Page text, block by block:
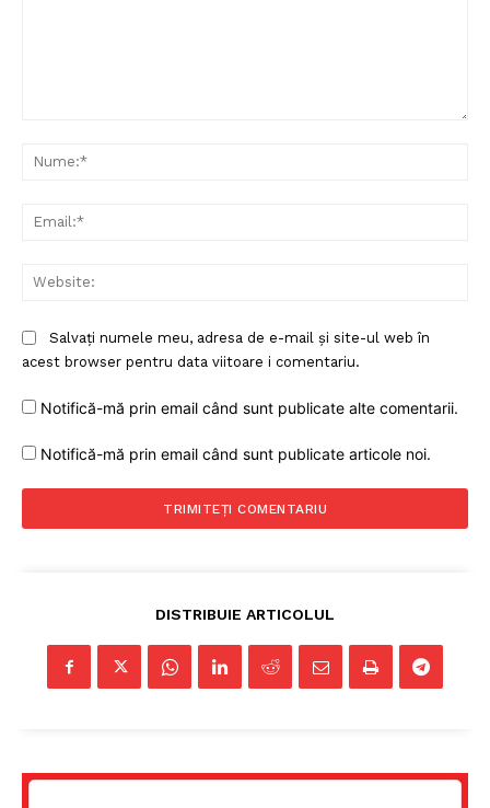
Salvați numele meu, adresa de e-mail și site-ul web în
acest browser pentru data viitoare i comentariu.
Notifică-mă prin email când sunt publicate alte comentarii.
Notifică-mă prin email când sunt publicate articole noi.
DISTRIBUIE ARTICOLUL